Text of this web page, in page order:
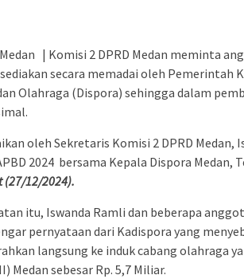
| Komisi 2 DPRD Medan meminta
secara memadai oleh Pemerintah
Olahraga (Dispora) sehingga dalam
oleh Sekretaris Komisi 2 DPRD Medan,
2024 bersama Kepala Dispora Medan,
(27/12/2024).
itu, Iswanda Ramli dan beberapa
pernyataan dari Kadispora yang
langsung ke induk cabang olahraga
Medan sebesar Rp. 5,7 Miliar.